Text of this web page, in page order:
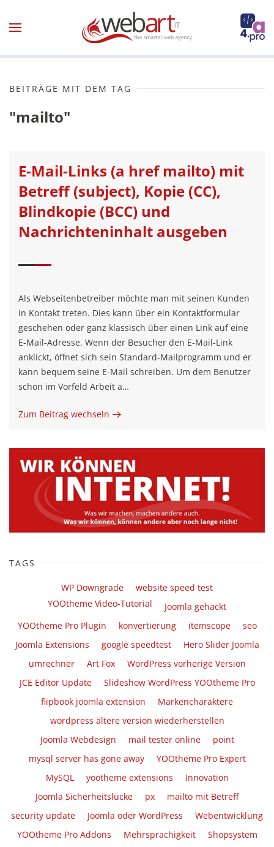
Zum Hauptinhalt springen
BEITRÄGE MIT DEM TAG
"mailto"
E-Mail-Links (a href mailto) mit
Betreff (subject), Kopie (CC),
Blindkopie (BCC) und
Nachrichteninhalt ausgeben
Als Webseitenbetreiber möchte man mit seinen Kunden
in Kontakt treten. Dies kann über ein Kontaktformular
geschehen oder ganz klassisch über einen Link auf eine
E-Mail-Adresse. Wenn der Besucher den E-Mail-Link
anklickt, öffnet sich sein Standard-Mailprogramm und er
kann bequem seine E-Mail schreiben. Um dem Benutzer
schon im Vorfeld Arbeit a…
Zum Beitrag wechseln
TAGS
WP Downgrade
website speed test
YOOtheme Video-Tutorial
Joomla gehackt
YOOtheme Pro Plugin
konvertierung itemscope
seo
Joomla Extensions
google speedtest
Hero Slider Joomla
umrechner
Art Fox
WordPress vorherige Version
JCE Editor Update
Slideshow WordPress YOOtheme Pro
flipbook joomla extension
Markencharaktere
wordpress ältere version wiederherstellen
Joomla Webdesign
mail tester online
point
mysql server has gone away
YOOtheme Pro Expert
MySQL
yootheme extensions
Innovation
Joomla Sicherheitslücke
px
mailto mit Betreff
security update
Joomla oder WordPress
Webentwicklung
YOOtheme Pro Addons
Mehrsprachigkeit
Shopsystem